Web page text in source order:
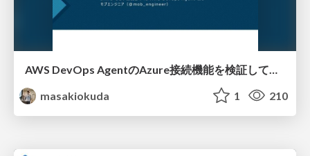
masakiokuda
1 210